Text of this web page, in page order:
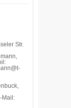
Str.
Mail: